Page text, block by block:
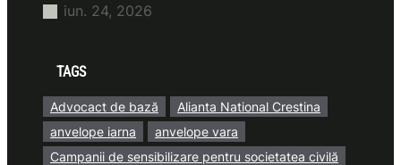
iun. 24, 2026
TAGS
Advocact de bază
Alianta National Crestina
anvelope iarna
anvelope vara
Campanii de sensibilizare pentru societatea civilă